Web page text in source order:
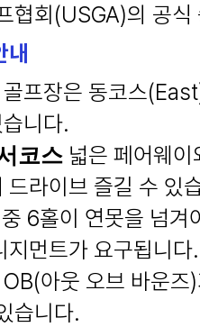
협회(USGA)의 공식
내
골프장은 동코스
니다.
코스 넓은 페어웨
드라이브 즐길 수 있
6홀이 연못을 넘겨
지먼트가 요구됩니다.
아웃 오브 바운
습니다.